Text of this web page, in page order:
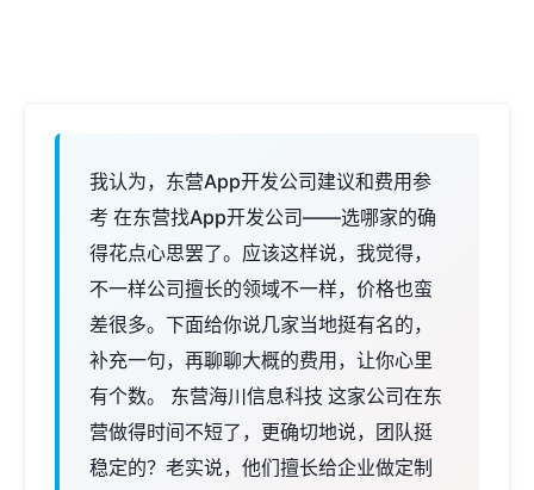
我认为，东营App开发公司建议和费用参
考 在东营找App开发公司——选哪家的确
得花点心思罢了。应该这样说，我觉得，
不一样公司擅长的领域不一样，价格也蛮
差很多。下面给你说几家当地挺有名的，
补充一句，再聊聊大概的费用，让你心里
有个数。 东营海川信息科技 这家公司在东
营做得时间不短了，更确切地说，团队挺
稳定的？老实说，他们擅长给企业做定制